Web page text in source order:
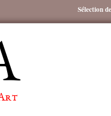
Sélection